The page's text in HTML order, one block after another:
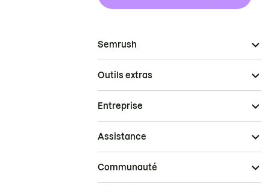
Semrush
Outils extras
Entreprise
Assistance
Communauté